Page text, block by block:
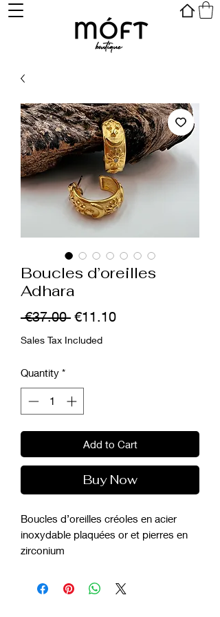
Boucles d’oreilles
Adhara
€37.00 Regular
Price
€11.10Sale
Sales Tax Included
Quantity *
Add to Cart
Buy Now
Boucles d’oreilles créoles en acier
inoxydable plaquées or et pierres en
zirconium
Couleur : doré or jaune
Couleur pierre : blanche